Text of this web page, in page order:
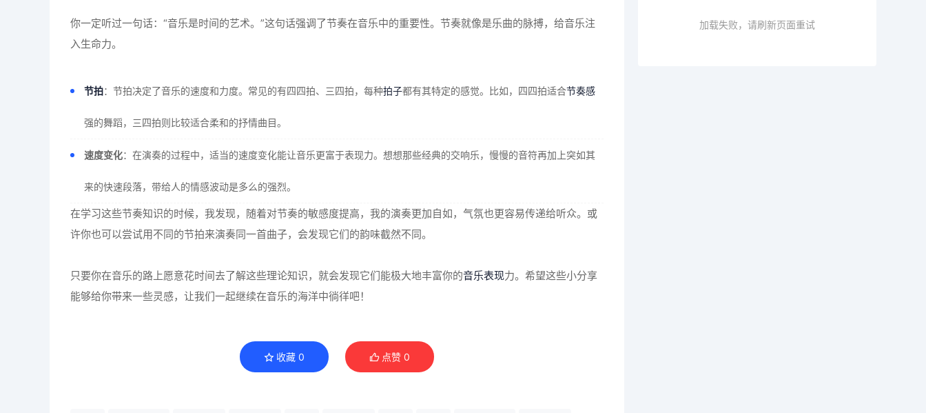
你一定听过一句话：“音乐是时间的艺术。”这句话强调了节奏在音乐中的重要性。节奏就像是乐曲的脉搏，给音乐注
入生命力。
节拍：节拍决定了音乐的速度和力度。常见的有四四拍、三四拍，每种拍子都有其特定的感觉。比如，四四拍适合节奏感
强的舞蹈，三四拍则比较适合柔和的抒情曲目。
速度变化：在演奏的过程中，适当的速度变化能让音乐更富于表现力。想想那些经典的交响乐，慢慢的音符再加上突如其
来的快速段落，带给人的情感波动是多么的强烈。
在学习这些节奏知识的时候，我发现，随着对节奏的敏感度提高，我的演奏更加自如，气氛也更容易传递给听众。或
许你也可以尝试用不同的节拍来演奏同一首曲子，会发现它们的韵味截然不同。
只要你在音乐的路上愿意花时间去了解这些理论知识，就会发现它们能极大地丰富你的音乐表现力。希望这些小分享
能够给你带来一些灵感，让我们一起继续在音乐的海洋中徜徉吧！
收藏 0 点赞 0
加载失败，请刷新页面重试